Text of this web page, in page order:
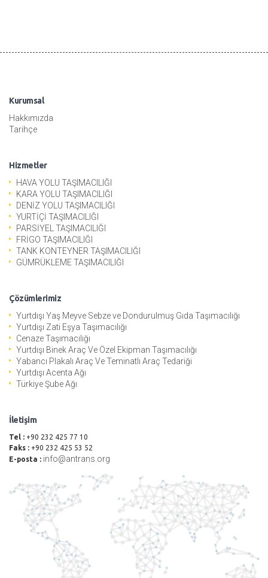
Kurumsal
Hakkımızda
Tarihçe
Hizmetler
HAVA YOLU TAŞIMACILIĞI
KARA YOLU TAŞIMACILIĞI
DENİZ YOLU TAŞIMACILIĞI
YURTİÇİ TAŞIMACILIĞI
PARSİYEL TAŞIMACILIĞI
FRİGO TAŞIMACILIĞI
TANK KONTEYNER TAŞIMACILIĞI
GÜMRÜKLEME TAŞIMACILIĞI
Çözümlerimiz
Yurtdışı Yaş Meyve Sebze ve Dondurulmuş Gıda Taşımacılığı
Yurtdışı Zati Eşya Taşımacılığı
Cenaze Taşımacılığı
Yurtdışı Binek Araç Ve Özel Ekipman Taşımacılığı
Yabancı Plakalı Araç Ve Teminatlı Araç Tedariği
Yurtdışı Acenta Ağı
Türkiye Şube Ağı
İletişim
Tel : +90 232 425 77 10
Faks : +90 232 425 53 52
E-posta : info@antrans.org